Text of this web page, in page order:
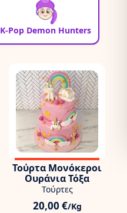
K-Pop Demon Hunters
Τούρτα Μονόκεροι
Ουράνια Τόξα
Τούρτες
20,00 €/Kg